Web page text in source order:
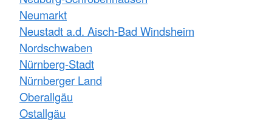
Neumarkt
Neustadt a.d. Aisch-Bad Windsheim
Nordschwaben
Nürnberg-Stadt
Nürnberger Land
Oberallgäu
Ostallgäu